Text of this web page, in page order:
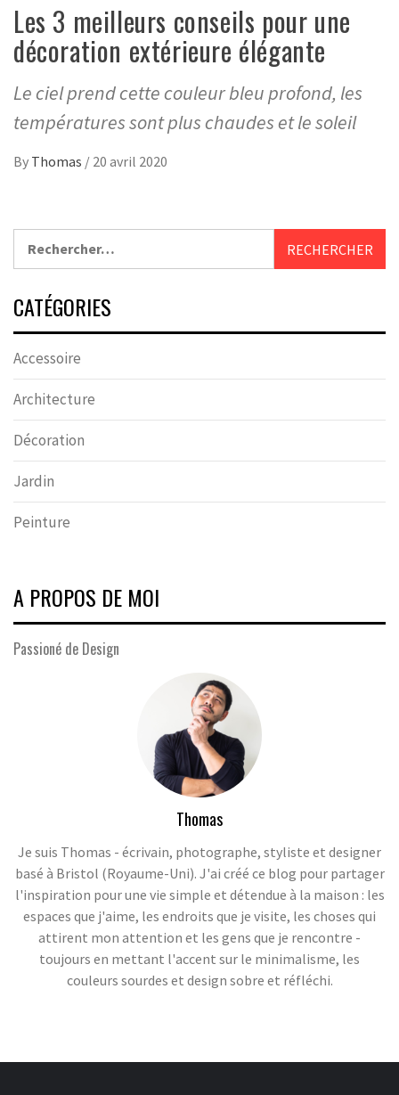
Les 3 meilleurs conseils pour une
décoration extérieure élégante
Le ciel prend cette couleur bleu profond, les
températures sont plus chaudes et le soleil
By Thomas / 20 avril 2020
CATÉGORIES
Accessoire
Architecture
Décoration
Jardin
Peinture
A PROPOS DE MOI
Passioné de Design
Thomas
Je suis Thomas - écrivain, photographe, styliste et designer
basé à Bristol (Royaume-Uni). J'ai créé ce blog pour partager
l'inspiration pour une vie simple et détendue à la maison : les
espaces que j'aime, les endroits que je visite, les choses qui
attirent mon attention et les gens que je rencontre -
toujours en mettant l'accent sur le minimalisme, les
couleurs sourdes et design sobre et réfléchi.